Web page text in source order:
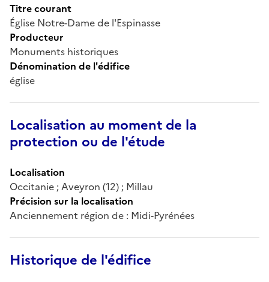
Titre courant
Église Notre-Dame de l'Espinasse
Producteur
Monuments historiques
Dénomination de l'édifice
église
Localisation au moment de la
protection ou de l'étude
Localisation
Occitanie ; Aveyron (12) ; Millau
Précision sur la localisation
Anciennement région de : Midi-Pyrénées
Historique de l'édifice